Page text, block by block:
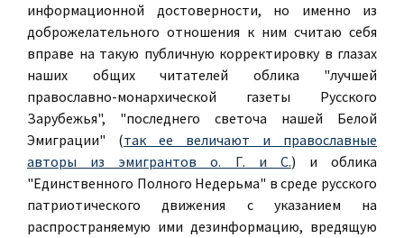
информационной достоверности, но именно из
доброжелательного отношения к ним считаю себя
вправе на такую публичную корректировку в глазах
наших общих читателей облика "лучшей
православно-монархической газеты Русского
Зарубежья", "последнего светоча нашей Белой
Эмиграции" (так ее величают и православные
авторы из эмигрантов о. Г. и С.) и облика
"Единственного Полного Недерьма" в среде русского
патриотического движения с указанием на
распространяемую ими дезинформацию, вредящую